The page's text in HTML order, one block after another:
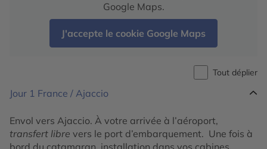
Google Maps.
J'accepte le cookie Google Maps
Tout déplier
Jour 1 France / Ajaccio
Envol vers Ajaccio. À votre arrivée à l’aéroport,
transfert libre vers le port d’embarquement. Une fois à
bord du catamaran, installation dans vos cabines,